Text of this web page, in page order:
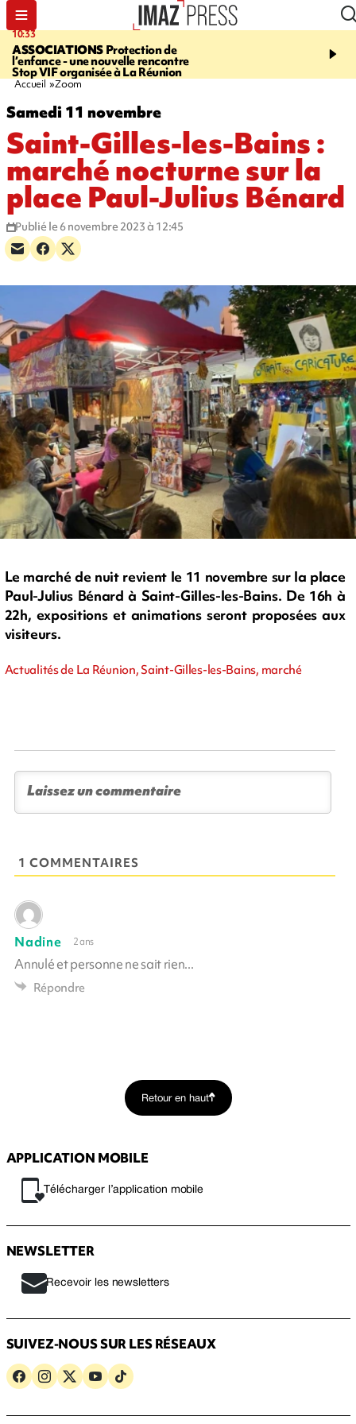
10:33
ASSOCIATIONSProtection de
l’enfance - une nouvelle rencontre
Stop VIF organisée à La Réunion
15:03
Vaste feu
l'ouest du pays, 20.000
Accueil Zoom
Samedi 11 novembre
Saint-Gilles-les-Bains :
marché nocturne sur la
place Paul-Julius Bénard
Publié le 6 novembre 2023 à 12:45
Le marché de nuit revient le 11 novembre sur la place
Paul-Julius Bénard à Saint-Gilles-les-Bains. De 16h à
22h, expositions et animations seront proposées aux
visiteurs.
Actualités de La Réunion, Saint-Gilles-les-Bains, marché
1 COMMENTAIRES
Nadine 2 ans
Annulé et personne ne sait rien...
Répondre
Retour en haut
APPLICATION MOBILE
Télécharger l’application mobile
NEWSLETTER
Recevoir les newsletters
SUIVEZ-NOUS SUR LES RÉSEAUX